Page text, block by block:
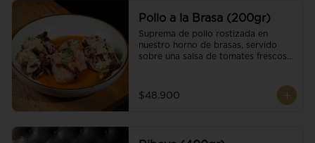
Pollo a la Brasa (200gr)
Suprema de pollo rostizada en
nuestro horno de brasas, servido
sobre una salsa de tomates frescos y
$48.900